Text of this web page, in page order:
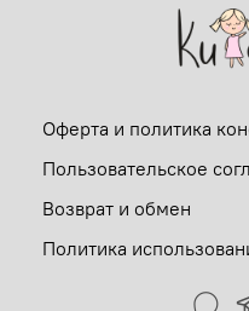
Оферта и политика
Пользовательское
Возврат и обмен
Политика